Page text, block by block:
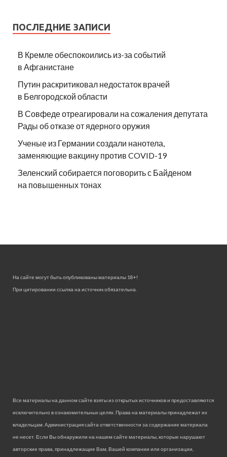
ПОСЛЕДНИЕ ЗАПИСИ
В Кремле обеспокоились из-за событий
в Афганистане
Путин раскритиковал недостаток врачей
в Белгородской области
В Совфеде отреагировали на сожаления депутата
Рады об отказе от ядерного оружия
Ученые из Германии создали нанотела,
заменяющие вакцину против COVID-19
Зеленский собирается поговорить с Байденом
на повышенных тонах
На сайте могут быть опубликованы материалы 18+!
При цитировании ссылка на источник обязательна.
Все материалы на данном сайте взяты из открытых источников и предоставляются
исключительно в ознакомительных целях. Права на материалы принадлежат их
владельцам. Администрация сайта ответственности за содержание материала
не несет. Если Вы обнаружили на нашем сайте материалы, которые нарушают
авторские права, принадлежащие Вам, Вашей компании или организации,